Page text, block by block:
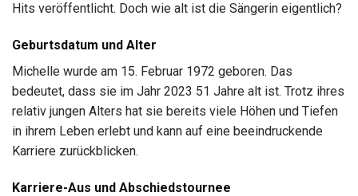
Hits veröffentlicht. Doch wie alt ist die Sängerin eigentlich?
Geburtsdatum und Alter
Michelle wurde am 15. Februar 1972 geboren. Das
bedeutet, dass sie im Jahr 2023 51 Jahre alt ist. Trotz ihres
relativ jungen Alters hat sie bereits viele Höhen und Tiefen
in ihrem Leben erlebt und kann auf eine beeindruckende
Karriere zurückblicken.
Karriere-Aus und Abschiedstournee